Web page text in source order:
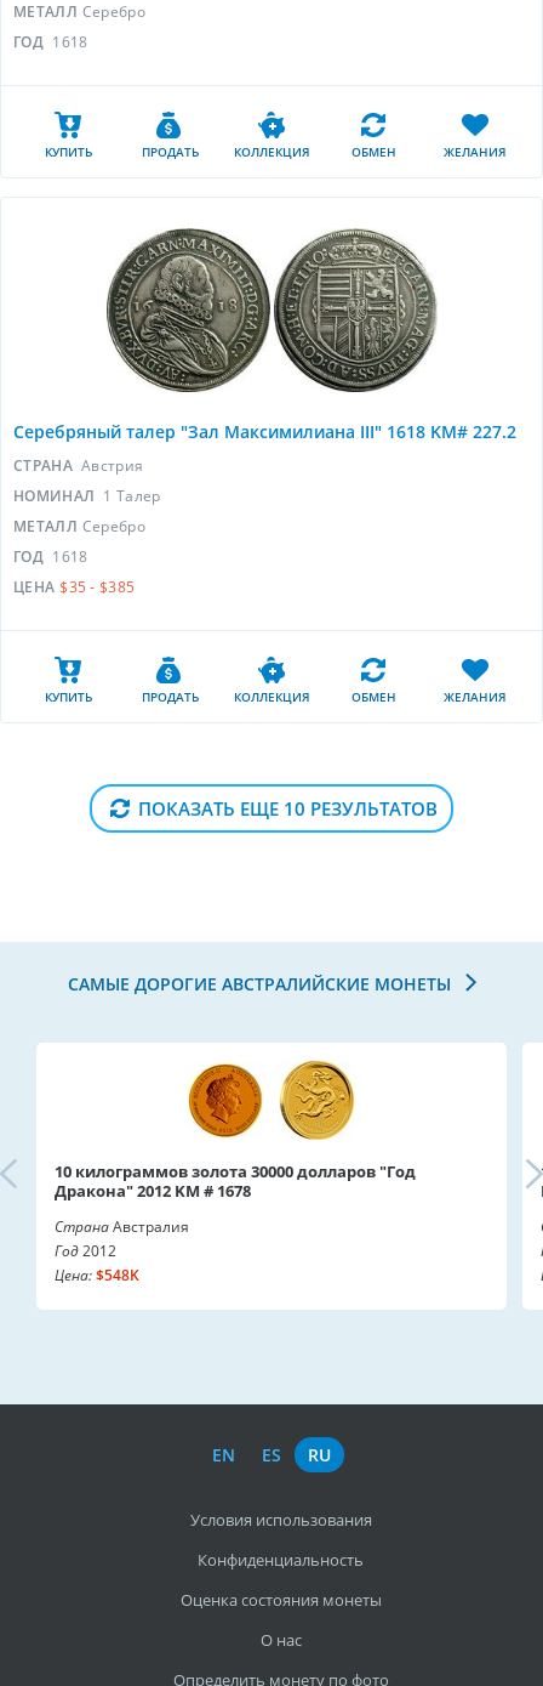
МЕТАЛЛ Серебро
ГОД 1618
КУПИТЬ ПРОДАТЬ КОЛЛЕКЦИЯ ОБМЕН ЖЕЛАНИЯ
Серебряный талер "Зал Максимилиана III" 1618 KM# 227.2
СТРАНА Австрия
НОМИНАЛ 1 Талер
МЕТАЛЛ Серебро
ГОД 1618
ЦЕНА $35 - $385
КУПИТЬ ПРОДАТЬ КОЛЛЕКЦИЯ ОБМЕН ЖЕЛАНИЯ
ПОКАЗАТЬ ЕЩЕ 10 РЕЗУЛЬТАТОВ
САМЫЕ ДОРОГИЕ АВСТРАЛИЙСКИЕ МОНЕТЫ
10 килограммов золота 30000 долларов "Год
Дракона" 2012 KM # 1678
СтранаАвстралия
Год2012
Цена:$548K
EN ES RU
Условия использования
Конфиденциальность
Оценка состояния монеты
О нас
Определить монету по фото